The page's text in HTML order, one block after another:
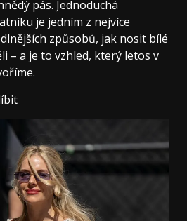
pás. Jednoduchá
je jedním z nejvíce
způsobů, jak nosit bílé
– a je to vzhled, který letos v